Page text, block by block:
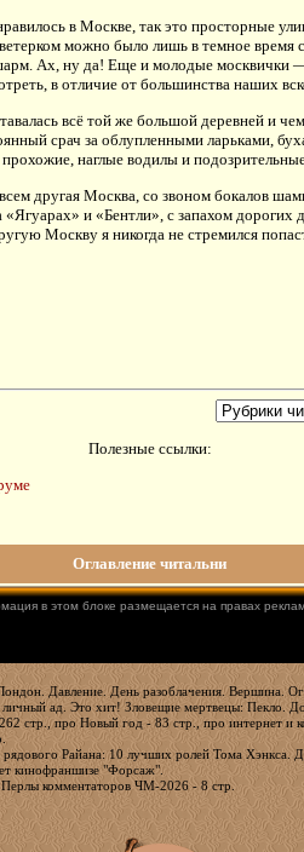
в Москве, так это просторные
можно было лишь в темное время
Ах, ну да! Еще и молодые москвички
в отличие от большинства наших
всё той же большой деревней и
срач за облупленными ларьками,
наглые водилы и
другая Москва, со звоном бокалов
и «Бентли», с запахом дорогих
Москву я никогда не стремился
Полезные ссылки:
Оглавление читальни
в этом блоке размещается на правах
Давление. День разоблачения. Вершина.
ад. Это хит! Зловещие мертвецы: Пекло.
стр., про Новый год - 83 стр., про интернет и
Райана: 10 лучших ролей Тома Хэнкса.
кинофраншизе "Форсаж".
комментаторов ЧМ-2026 - 8 стр.